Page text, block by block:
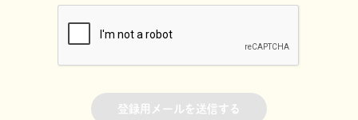
登録用メールを送信する